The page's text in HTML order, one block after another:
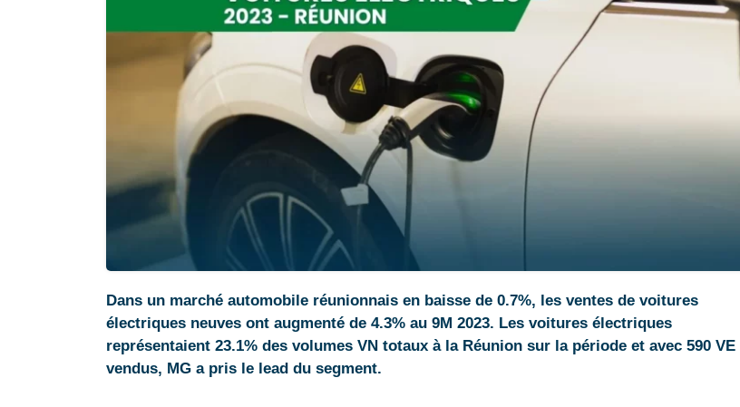
Dans un marché automobile réunionnais en baisse de 0.7%, les ventes de voitures
électriques neuves ont augmenté de 4.3% au 9M 2023. Les voitures électriques
représentaient 23.1% des volumes VN totaux à la Réunion sur la période et avec 590 VE
vendus, MG a pris le lead du segment.